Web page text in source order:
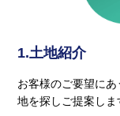
1.土地紹介
お客様のご要望に
地を探しご提案しま